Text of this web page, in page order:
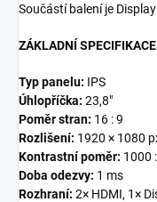
Součástí balení je
ZÁKLADNÍ SPECIFIKACE
Typ panelu: IPS
Úhlopříčka: 23,8"
Poměr stran: 16 : 9
Rozlišení: 1920 × 1080
Kontrastní poměr: 1000
Doba odezvy: 1 ms
Rozhraní: 2× HDMI, 1×